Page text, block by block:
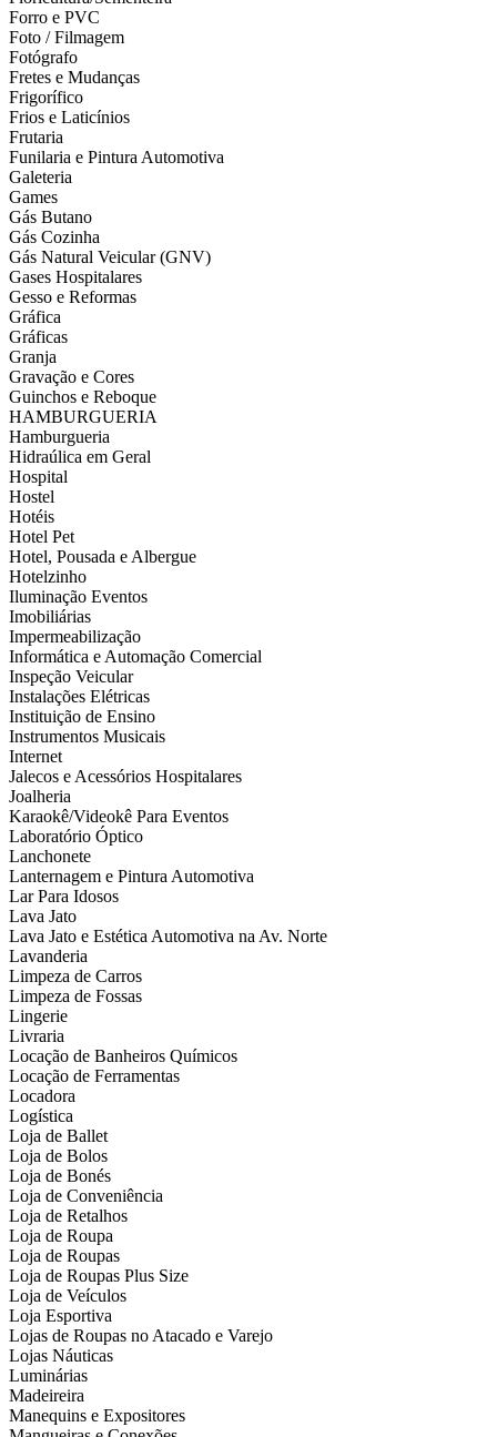
Forro e PVC
Foto / Filmagem
Fotógrafo
Fretes e Mudanças
Frigorífico
Frios e Laticínios
Frutaria
Funilaria e Pintura Automotiva
Galeteria
Games
Gás Butano
Gás Cozinha
Gás Natural Veicular (GNV)
Gases Hospitalares
Gesso e Reformas
Gráfica
Gráficas
Granja
Gravação e Cores
Guinchos e Reboque
HAMBURGUERIA
Hamburgueria
Hidraúlica em Geral
Hospital
Hostel
Hotéis
Hotel Pet
Hotel, Pousada e Albergue
Hotelzinho
Iluminação Eventos
Imobiliárias
Impermeabilização
Informática e Automação Comercial
Inspeção Veicular
Instalações Elétricas
Instituição de Ensino
Instrumentos Musicais
Internet
Jalecos e Acessórios Hospitalares
Joalheria
Karaokê/Videokê Para Eventos
Laboratório Óptico
Lanchonete
Lanternagem e Pintura Automotiva
Lar Para Idosos
Lava Jato
Lava Jato e Estética Automotiva na Av. Norte
Lavanderia
Limpeza de Carros
Limpeza de Fossas
Lingerie
Livraria
Locação de Banheiros Químicos
Locação de Ferramentas
Locadora
Logística
Loja de Ballet
Loja de Bolos
Loja de Bonés
Loja de Conveniência
Loja de Retalhos
Loja de Roupa
Loja de Roupas
Loja de Roupas Plus Size
Loja de Veículos
Loja Esportiva
Lojas de Roupas no Atacado e Varejo
Lojas Náuticas
Luminárias
Madeireira
Manequins e Expositores